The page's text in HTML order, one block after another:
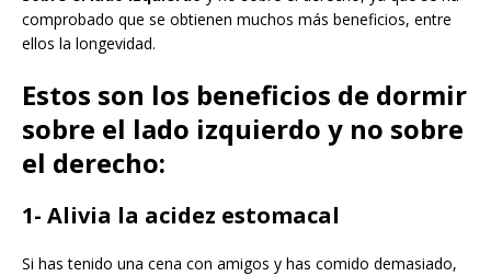
comprobado que se obtienen muchos más beneficios, entre
ellos la longevidad.
Estos son los beneficios de dormir
sobre el lado izquierdo y no sobre
el derecho:
1- Alivia la acidez estomacal
Si has tenido una cena con amigos y has comido demasiado,